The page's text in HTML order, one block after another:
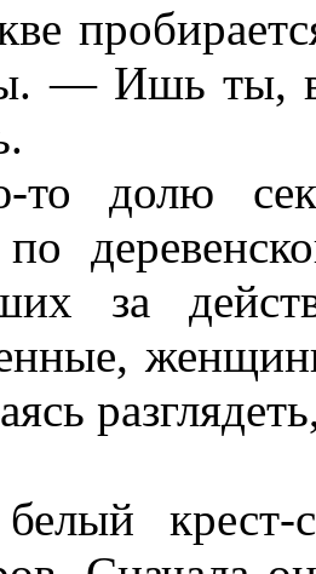
— Ишь ты,
то долю
по
за
крест-